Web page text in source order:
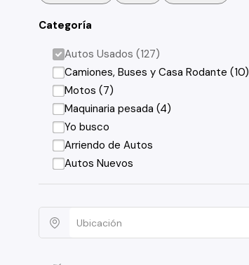
Categoría
Autos Usados (127)
Camiones, Buses y Casa Rodante (10)
Motos (7)
Maquinaria pesada (4)
Yo busco
Arriendo de Autos
Autos Nuevos